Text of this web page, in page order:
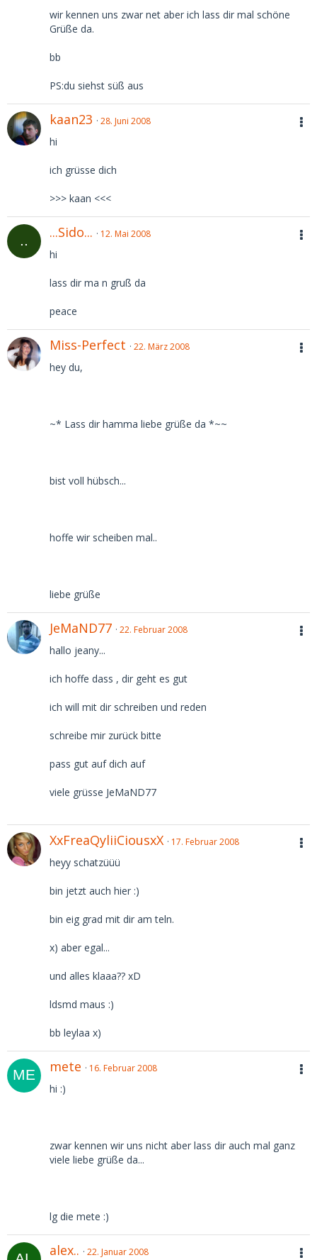
wir kennen uns zwar net aber ich lass dir mal schöne
Grüße da.
bb
PS:du siehst süß aus
kaan23 28. Juni 2008
hi
ich grüsse dich
>>> kaan <<<
...Sido... 12. Mai 2008
hi
lass dir ma n gruß da
peace
Miss-Perfect 22. März 2008
hey du,
~* Lass dir hamma liebe grüße da *~~
bist voll hübsch...
hoffe wir scheiben mal..
liebe grüße
JeMaND77 22. Februar 2008
hallo jeany...
ich hoffe dass , dir geht es gut
ich will mit dir schreiben und reden
schreibe mir zurück bitte
pass gut auf dich auf
viele grüsse JeMaND77
XxFreaQyliiCiousxX 17. Februar 2008
heyy schatzüüü
bin jetzt auch hier :)
bin eig grad mit dir am teln.
x) aber egal...
und alles klaaa?? xD
ldsmd maus :)
bb leylaa x)
mete 16. Februar 2008
hi :)
zwar kennen wir uns nicht aber lass dir auch mal ganz
viele liebe grüße da...
lg die mete :)
alex.. 22. Januar 2008